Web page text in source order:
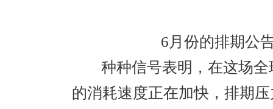
6月份的排期公
种种信号表明，在这场
的消耗速度正在加快，排期